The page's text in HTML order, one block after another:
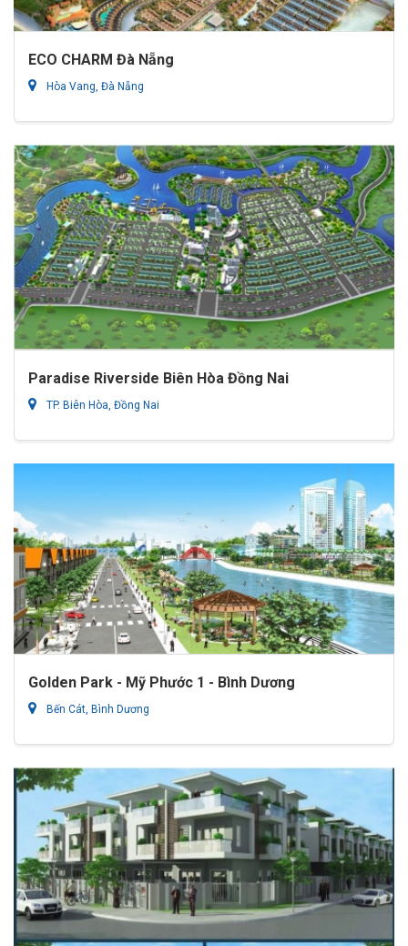
ECO CHARM Đà Nẵng
Hòa Vang, Đà Nẵng
Paradise Riverside Biên Hòa Đồng Nai
TP. Biên Hòa, Đồng Nai
Golden Park - Mỹ Phước 1 - Bình Dương
Bến Cát, Bình Dương